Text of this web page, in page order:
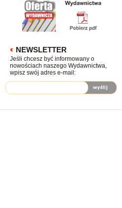
NEWSLETTER
Jeśli chcesz być informowany o
nowościach naszego Wydawnictwa,
wpisz swój adres e-mail: